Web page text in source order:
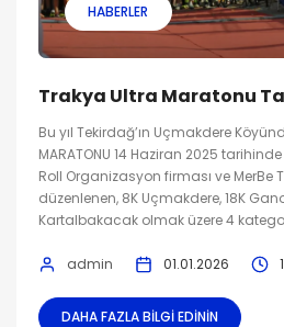
HABERLER
Trakya Ultra Maratonu
Bu yıl Tekirdağ’ın Uçmakdere
MARATONU 14 Haziran 2025
Roll Organizasyon firması ve MerBe
düzenlenen, 8K Uçmakdere, 18K
Kartalbakacak olmak üzere 4
admin 01.01.2026
DAHA FAZLA BILGI EDININ